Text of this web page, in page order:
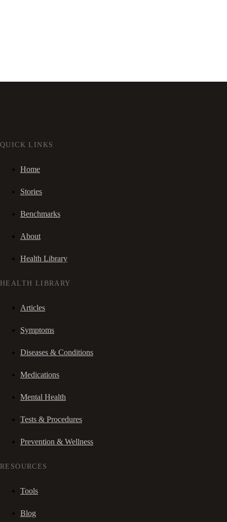
QUICK LINKS
Home
Stories
Benchmarks
About
Health Library
HEALTH LIBRARY
Articles
Symptoms
Diseases & Conditions
Medications
Mental Health
Tests & Procedures
Prevention & Wellness
RESOURCES
Tools
Blog